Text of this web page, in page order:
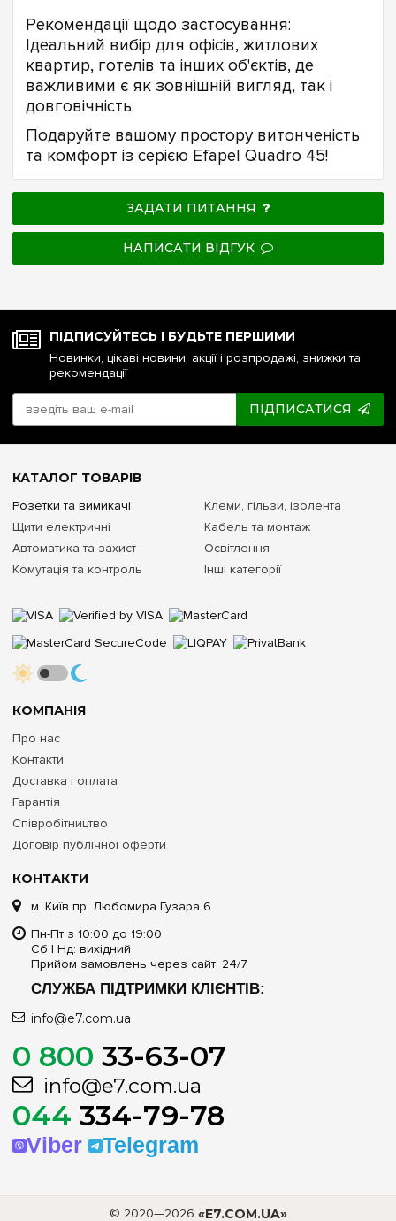
Рекомендації щодо застосування:
Ідеальний вибір для офісів, житлових
квартир, готелів та інших об'єктів, де
важливими є як зовнішній вигляд, так і
довговічність.
Подаруйте вашому простору витонченість
та комфорт із серією Efapel Quadro 45!
ЗАДАТИ ПИТАННЯ
НАПИСАТИ ВІДГУК
ПІДПИСУЙТЕСЬ І БУДЬТЕ ПЕРШИМИ
Новинки, цікаві новини, акції і розпродажі, знижки та
рекомендації
ПІДПИСАТИСЯ
КОНТАКТИ
м. Київ пр. Любомира Гузара 6
Пн-Пт з 10:00 до 19:00
Сб | Нд: вихідний
Прийом замовлень через сайт: 24/7
СЛУЖБА ПІДТРИМКИ КЛІЄНТІВ:
info@e7.com.ua
0 800 33-63-07
info@e7.com.ua
044 334-79-78
Viber Telegram
КОМПАНІЯ
Про нас
Контакти
Доставка і оплата
Гарантія
Співробітництво
Договір публічної оферти
КАТАЛОГ ТОВАРІВ
Розетки та вимикачі
Щити електричні
Автоматика та захист
Комутація та контроль
Клеми, гільзи, ізолента
Кабель та монтаж
Освітлення
Інші категорії
© 2020—2026 «E7.COM.UA»